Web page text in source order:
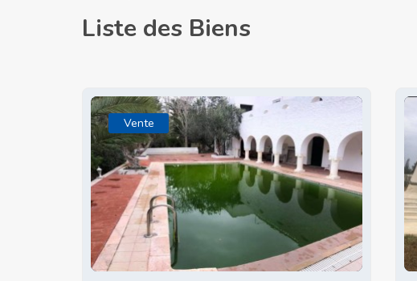
Liste des Biens
Vente